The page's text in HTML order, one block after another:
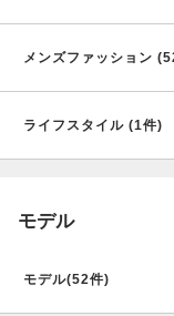
メンズファッション
ライフスタイル (1件)
モデル
モデル(52件)